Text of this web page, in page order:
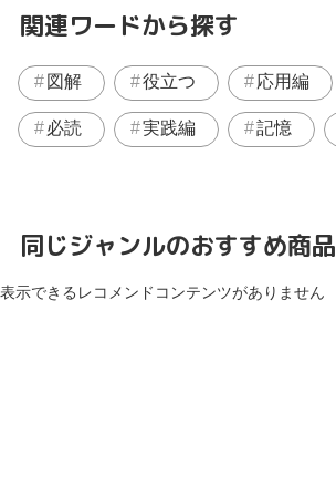
関連ワードから探す
図解 役立つ 応用編
必読 実践編 記憶
同じジャンルのおすすめ商品
表示できるレコメンドコンテンツがありません